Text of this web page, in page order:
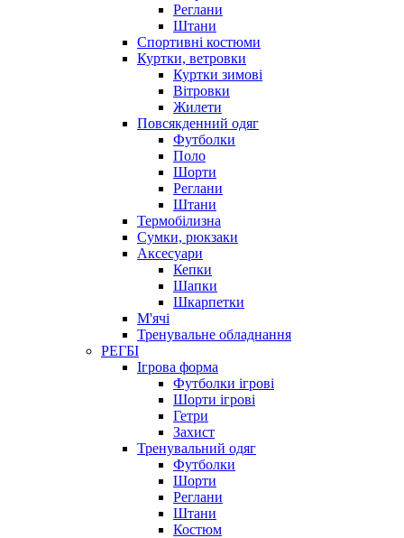
Реглани
Штани
Спортивні костюми
Куртки, ветровки
Куртки зимові
Вітровки
Жилети
Повсякденний одяг
Футболки
Поло
Шорти
Реглани
Штани
Термобілизна
Сумки, рюкзаки
Аксесуари
Кепки
Шапки
Шкарпетки
М'ячі
Тренувальне обладнання
РЕГБІ
Ігрова форма
Футболки ігрові
Шорти ігрові
Гетри
Захист
Тренувальний одяг
Футболки
Шорти
Реглани
Штани
Костюм